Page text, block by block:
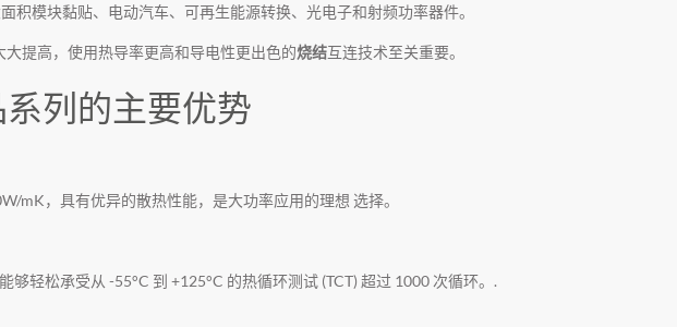
积模块黏贴、电动汽车、可再生能源转换、光电子和射频功率器件。
提高，使用热导率更高和导电性更出色的烧结互连技术至关重要。
系列的主要优势
mK，具有优异的散热性能，是大功率应用的理想 选择。
轻松承受从 -55°C 到 +125°C 的热循环测试 (TCT) 超过 1000 次循环。.